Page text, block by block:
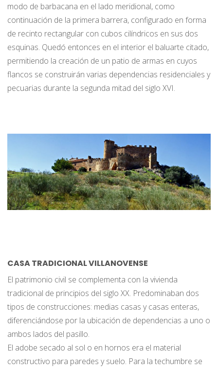
modo de barbacana en el lado meridional, como
continuación de la primera barrera, configurado en forma
de recinto rectangular con cubos cilíndricos en sus dos
esquinas. Quedó entonces en el interior el baluarte citado,
permitiendo la creación de un patio de armas en cuyos
flancos se construirán varias dependencias residenciales y
pecuarias durante la segunda mitad del siglo XVI.
CASA TRADICIONAL VILLANOVENSE
El patrimonio civil se complementa con la vivienda
tradicional de principios del siglo XX. Predominaban dos
tipos de construcciones: medias casas y casas enteras,
diferenciándose por la ubicación de dependencias a uno o
ambos lados del pasillo.
El adobe secado al sol o en hornos era el material
constructivo para paredes y suelo. Para la techumbre se